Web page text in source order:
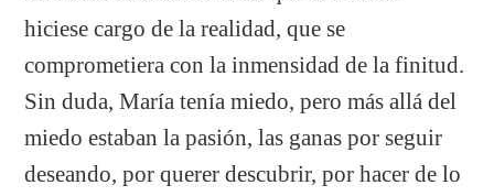
hiciese cargo de la realidad, que se
comprometiera con la inmensidad de la finitud.
Sin duda, María tenía miedo, pero más allá del
miedo estaban la pasión, las ganas por seguir
deseando, por querer descubrir, por hacer de lo